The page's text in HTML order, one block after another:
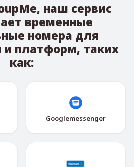
наш сервис
временные
номера для
платформ, таких
как:
Googlemessenger